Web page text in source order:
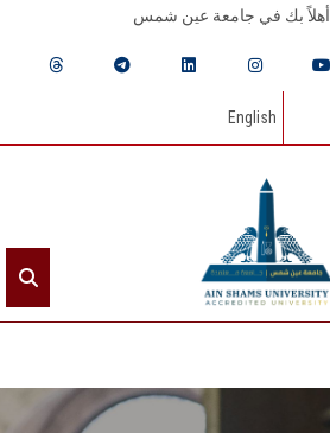
أهلاً بك في جامعة عين شمس
English
الرئيسيـة